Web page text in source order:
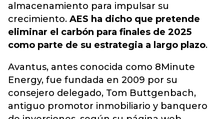
almacenamiento para impulsar su
crecimiento. AES ha dicho que pretende
eliminar el carbón para finales de 2025
como parte de su estrategia a largo plazo.
Avantus, antes conocida como 8Minute
Energy, fue fundada en 2009 por su
consejero delegado, Tom Buttgenbach,
antiguo promotor inmobiliario y banquero